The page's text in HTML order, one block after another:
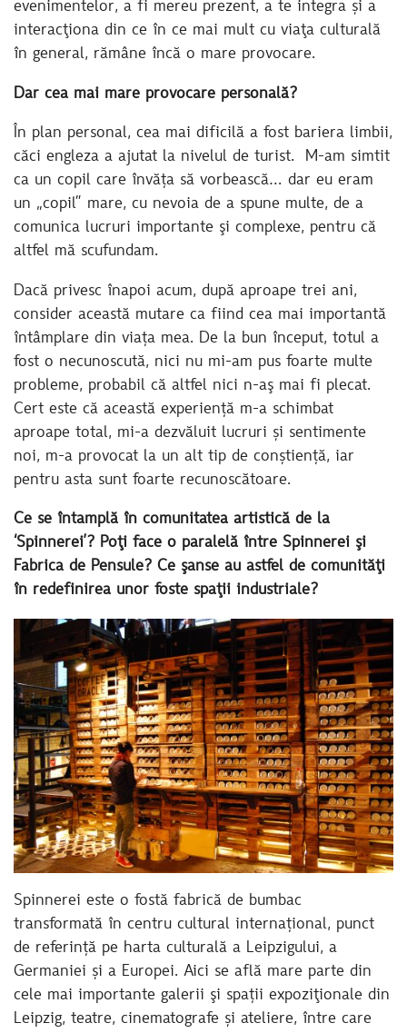
evenimentelor, a fi mereu prezent, a te integra și a
interacţiona din ce în ce mai mult cu viaţa culturală
în general, rămâne încă o mare provocare.
Dar cea mai mare provocare personală?
În plan personal, cea mai dificilă a fost bariera limbii,
căci engleza a ajutat la nivelul de turist. M-am simtit
ca un copil care învăța să vorbească… dar eu eram
un „copil” mare, cu nevoia de a spune multe, de a
comunica lucruri importante şi complexe, pentru că
altfel mă scufundam.
Dacă privesc înapoi acum, după aproape trei ani,
consider această mutare ca fiind cea mai importantă
întâmplare din viața mea. De la bun început, totul a
fost o necunoscută, nici nu mi-am pus foarte multe
probleme, probabil că altfel nici n-aş mai fi plecat.
Cert este că această experiență m-a schimbat
aproape total, mi-a dezvăluit lucruri și sentimente
noi, m-a provocat la un alt tip de conștiență, iar
pentru asta sunt foarte recunoscătoare.
Ce se întamplă în comunitatea artistică de la
‘Spinnerei’? Poţi face o paralelă între Spinnerei şi
Fabrica de Pensule? Ce şanse au astfel de comunităţi
în redefinirea unor foste spaţii industriale?
Spinnerei este o fostă fabrică de bumbac
transformată în centru cultural internațional, punct
de referință pe harta culturală a Leipzigului, a
Germaniei și a Europei. Aici se află mare parte din
cele mai importante galerii şi spații expoziţionale din
Leipzig, teatre, cinematografe și ateliere, între care